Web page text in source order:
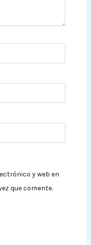
y web en
que comente.